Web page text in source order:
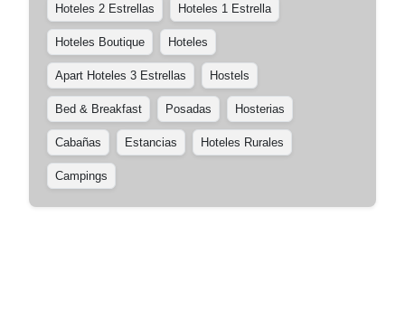
Hoteles 2 Estrellas Hoteles 1 Estrella
Hoteles Boutique Hoteles
Apart Hoteles 3 Estrellas Hostels
Bed & Breakfast Posadas Hosterias
Cabañas Estancias Hoteles Rurales
Campings